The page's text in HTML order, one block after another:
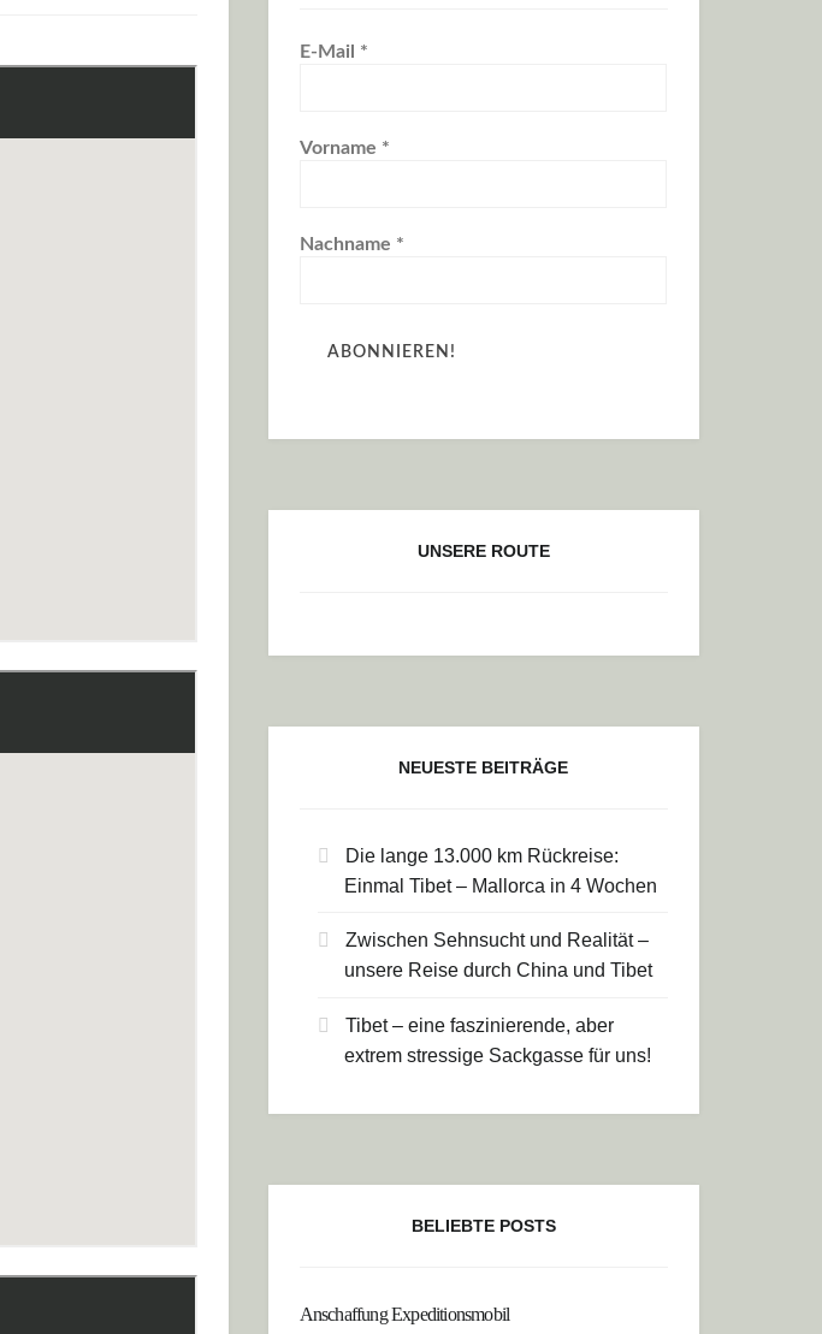
E-Mail *
Vorname *
Nachname *
UNSERE ROUTE
NEUESTE BEITRÄGE
Die lange 13.000 km Rückreise:
Einmal Tibet – Mallorca in 4 Wochen
Zwischen Sehnsucht und Realität –
unsere Reise durch China und Tibet
Tibet – eine faszinierende, aber
extrem stressige Sackgasse für uns!
BELIEBTE POSTS
Anschaffung Expeditionsmobil